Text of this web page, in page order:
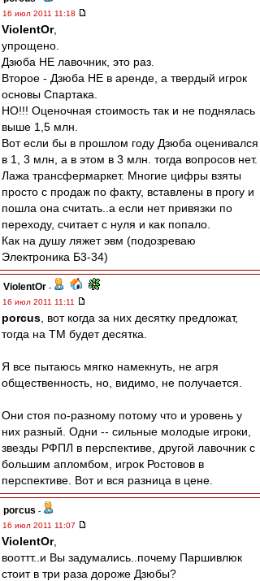
16 июл 2011 11:18
ViolentOr,
упрощено.
Дзюба НЕ лавочник, это раз.
Второе - Дзюба НЕ в аренде, а твердый игрок
основы Спартака.
НО!!! Оценочная стоимость так и не поднялась
выше 1,5 млн.
Вот если бы в прошлом году Дзюба оценивался
в 1, 3 млн, а в этом в 3 млн. тогда вопросов нет.
Лажа трансфермаркет. Многие цифры взяты
просто с продаж по факту, вставлены в прогу и
пошла она считать..а если нет привязки по
переходу, считает с нуля и как попало.
Как на душу ляжет эвм (подозреваю
Электроника Б3-34)
ViolentOr -
16 июл 2011 11:11
porcus , вот когда за них десятку предложат,
тогда на ТМ будет десятка.
Я все пытаюсь мягко намекнуть, не агря
общественность, но, видимо, не получается.
Они стоя по-разному потому что и уровень у
них разный. Одни -- сильные молодые игроки,
звезды РФПЛ в перспективе, другой лавочник с
большим апломбом, игрок Ростовов в
перспективе. Вот и вся разница в цене.
porcus -
16 июл 2011 11:07
ViolentOr,
вооттт..и Вы задумались..почему Паршивлюк
стоит в три раза дороже Дзюбы?